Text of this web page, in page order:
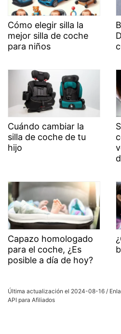
Cómo elegir silla la
mejor silla de coche
para niños
Cuándo cambiar la
silla de coche de tu
hijo
Capazo homologado
para el coche, ¿Es
posible a día de hoy?
Última actualización el 2024-08-16 /
API para Afiliados